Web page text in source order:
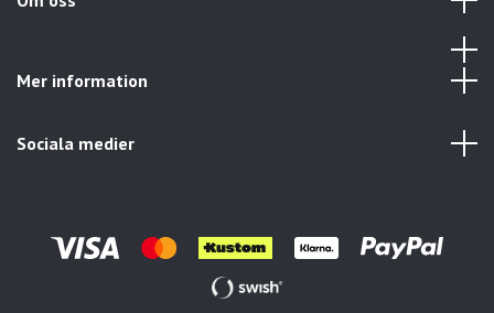
Mer information
Sociala medier